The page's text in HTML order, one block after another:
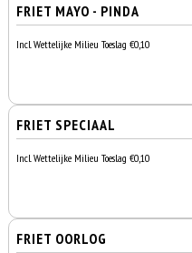
FRIET MAYO - PINDA
Incl. Wettelijke Milieu Toeslag €0,10
FRIET SPECIAAL
Incl. Wettelijke Milieu Toeslag €0,10
FRIET OORLOG